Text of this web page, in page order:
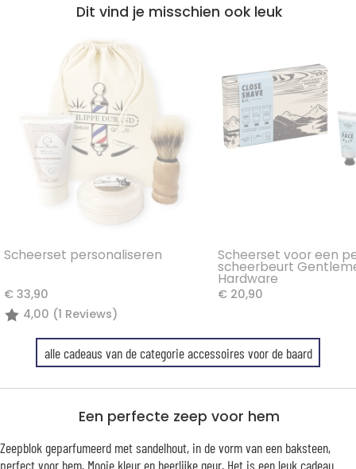
Dit vind je misschien ook leuk
Scheerset personaliseren
€ 33,90
4,00 (1 Reviews)
Scheerset voor een
scheerbeurt
Hardware
€ 20,90
alle cadeaus van de categorie accessoires voor de baard
Een perfecte zeep voor hem
Zeepblok geparfumeerd met sandelhout, in de vorm van een baksteen,
perfect voor hem. Mooie kleur en heerlijke geur. Het is een leuk cadeau